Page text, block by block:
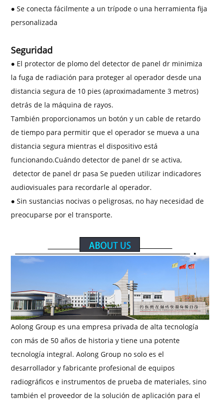
● Se conecta fácilmente a un trípode o una herramienta fija
personalizada
Seguridad
● El protector de plomo del detector de panel dr minimiza
la fuga de radiación para proteger al operador desde una
distancia segura de 10 pies (aproximadamente 3 metros)
detrás de la máquina de rayos.
También proporcionamos un botón y un cable de retardo
de tiempo para permitir que el operador se mueva a una
distancia segura mientras el dispositivo está
funcionando.Cuándodetector de panel dr se activa,
detector de panel dr pasaSe pueden utilizar indicadores
audiovisuales para recordarle al operador.
● Sin sustancias nocivas o peligrosas, no hay necesidad de
preocuparse por el transporte.
Aolong Group es una empresa privada de alta tecnología
con más de 50 años de historia y tiene una potente
tecnología integral. Aolong Group no solo es el
desarrollador y fabricante profesional de equipos
radiográficos e instrumentos de prueba de materiales, sino
también el proveedor de la solución de aplicación para el